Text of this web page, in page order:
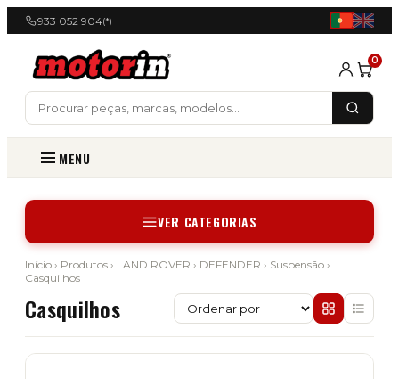
933 052 904(*)
0
MENU
VER CATEGORIAS
Início › Produtos › LAND ROVER › DEFENDER › Suspensão ›
Casquilhos
Casquilhos